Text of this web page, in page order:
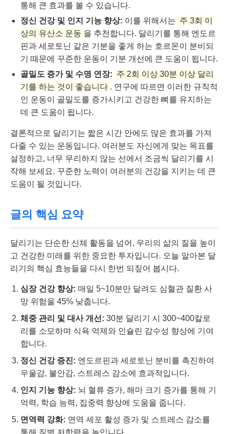
통해 큰 효과를 볼 수 있습니다.
정신 건강 및 인지 기능 향상: 이를 위해서는 주 3회 이
상의 유산소 운동 을 추천합니다. 달리기를 통해 엔도르
핀과 세로토닌 같은 기분을 좋게 하는 호르몬이 분비되
기 때문에 꾸준한 운동이 기분 개선에 큰 도움이 됩니다.
골밀도 증가 및 수명 연장: 주 2회 이상 30분 이상 달리
기를 하는 것이 좋습니다 . 연구에 따르면 이러한 규칙적
인 운동이 골밀도를 증가시키고 건강한 뼈를 유지하는
데 큰 도움이 됩니다.
결론적으로 달리기는 짧은 시간 안에도 많은 효과를 가져
다줄 수 있는 운동입니다. 여러분도 자신에게 맞는 목표를
설정하고, 너무 무리하지 않는 선에서 조금씩 달리기를 시
작해 보세요. 꾸준한 노력이 여러분의 건강을 지키는 데 큰
도움이 될 것입니다.
글의 핵심 요약
달리기는 단순한 신체 활동을 넘어, 우리의 삶의 질을 높이
고 건강한 미래를 위한 중요한 투자입니다. 오늘 알아본 달
리기의 핵심 효능들을 다시 한번 되짚어 봅시다.
심장 건강 향상: 매일 5~10분만 달려도 심혈관 질환 사
망 위험을 45% 낮춥니다.
체중 관리 및 대사 개선: 30분 달리기 시 300~400칼로
리를 소모하며 식욕 억제와 인슐린 감수성 향상에 기여
합니다.
정신 건강 증진: 엔도르핀과 세로토닌 분비를 촉진하여
우울감, 불안감, 스트레스 감소에 효과적입니다.
인지 기능 향상: 뇌 혈류 증가, 해마 크기 증가를 통해 기
억력, 학습 능력, 집중력 향상에 도움을 줍니다.
면역력 강화: 면역 세포 활성 증가 및 스트레스 감소를
통해 질병 저항력을 높입니다.